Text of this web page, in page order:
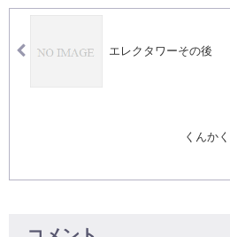
エレクタワーその後
くんか